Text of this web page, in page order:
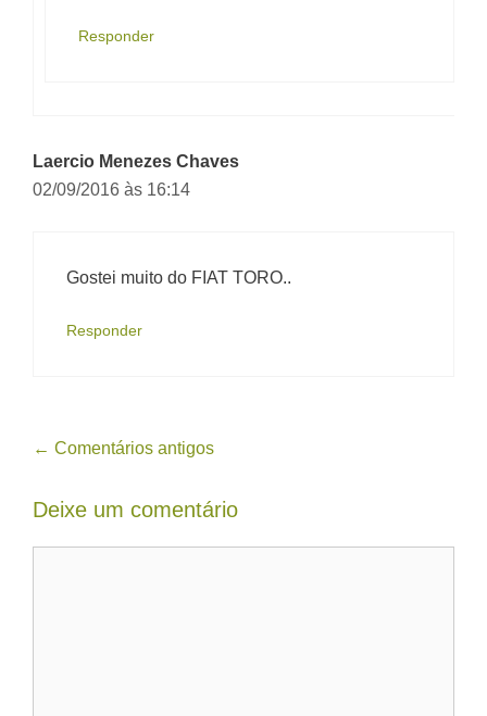
Responder
Laercio Menezes Chaves
02/09/2016 às 16:14
Gostei muito do FIAT TORO..
Responder
Navegação
comentário
← Comentários antigos
Deixe um comentário